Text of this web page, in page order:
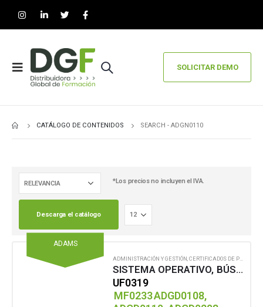
SOLICITAR DEMO
CATÁLOGO DE CONTENIDOS SEARCH - ADGN0110
*Los precios no incluyen el IVA.
Descarga el catálogo
ADAMS
ADMINISTRACIÓN Y GESTIÓN CERTIFICADOS DE PROFESIONALIDAD
SISTEMA OPERATIVO, BÚSQUEDA DE LA INFORMACIÓN: INTERNET/INTRANET Y CORREO ELECTRÓNICO (Microsoft Office)
UF0319
MF0233ADGD0108,